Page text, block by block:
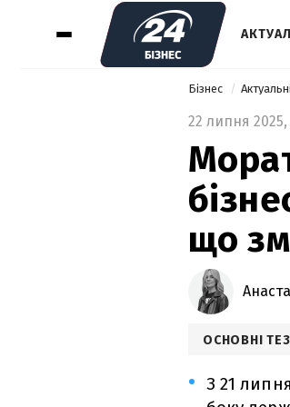
Бізнес
22 липня 2025,
що
ОСНОВНІ
З 21